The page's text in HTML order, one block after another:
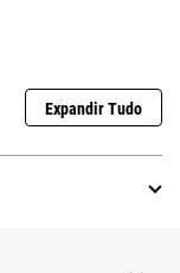
Expandir Tudo